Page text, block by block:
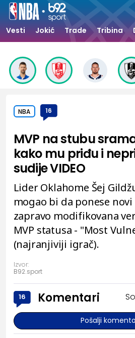
Vesti Jokić Trade Tribina
NBA 16
MVP na stubu
kako mu priđu i
sudije VIDEO
Lider Oklahome Šej
mogao bi da ponese
zapravo modifikovana
MVP statusa - "Most
(najranjiviji igrač).
Izvor:
B92.sport
16 Komentari
Pošalji